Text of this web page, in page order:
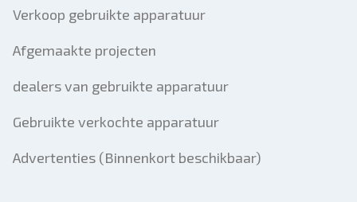
Verkoop gebruikte apparatuur
Afgemaakte projecten
dealers van gebruikte apparatuur
Gebruikte verkochte apparatuur
Advertenties (Binnenkort beschikbaar)